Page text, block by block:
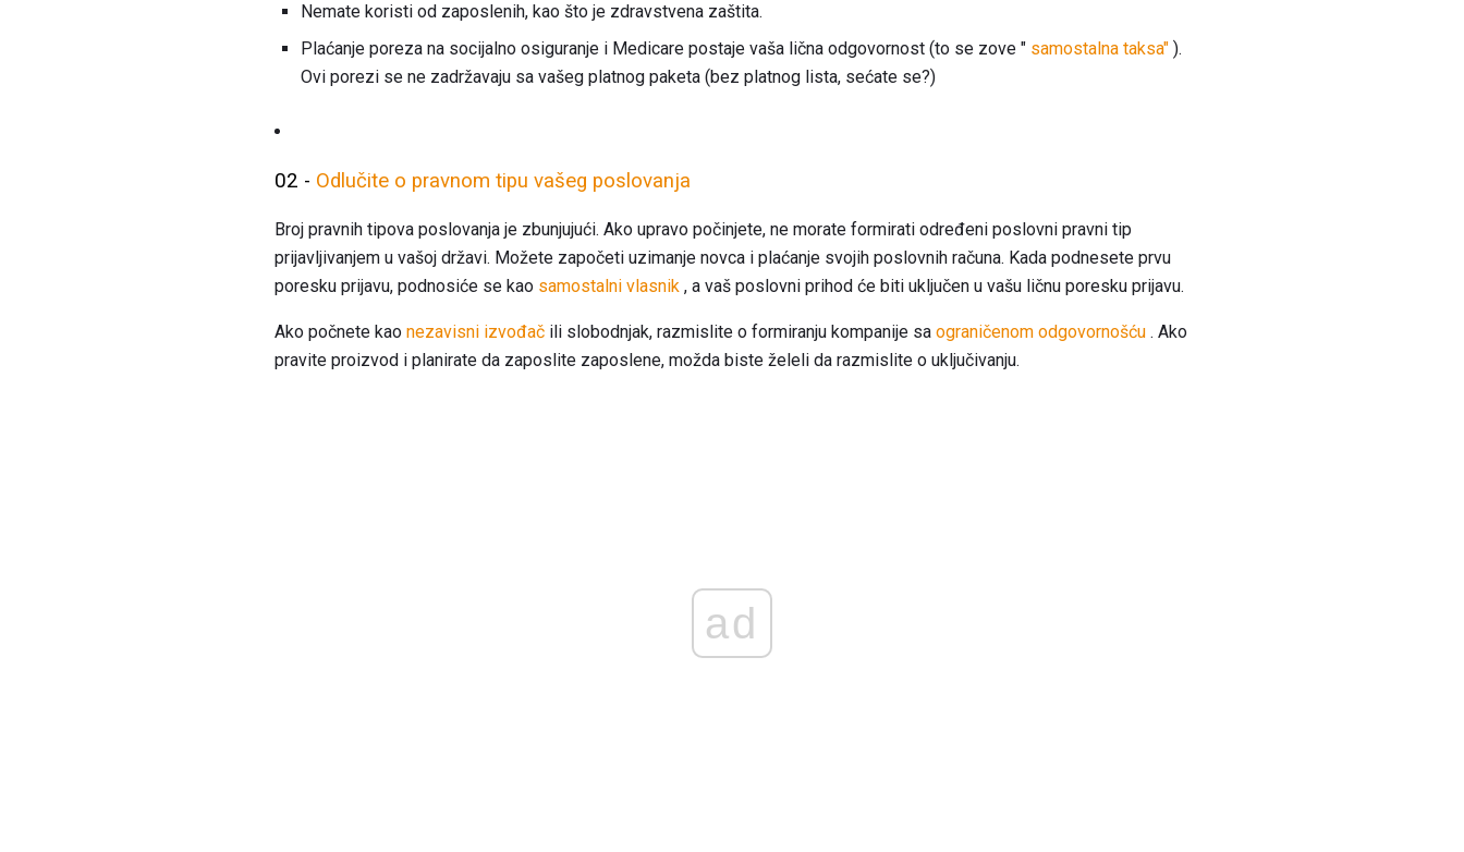
Nemate koristi od zaposlenih, kao što je zdravstvena zaštita.
Plaćanje poreza na socijalno osiguranje i Medicare postaje vaša lična odgovornost (to se zove " samostalna taksa" ).
Ovi porezi se ne zadržavaju sa vašeg platnog paketa (bez platnog lista, sećate se?)
02 - Odlučite o pravnom tipu vašeg poslovanja
Broj pravnih tipova poslovanja je zbunjujući. Ako upravo počinjete, ne morate formirati određeni poslovni pravni tip
prijavljivanjem u vašoj državi. Možete započeti uzimanje novca i plaćanje svojih poslovnih računa. Kada podnesete prvu
poresku prijavu, podnosiće se kao samostalni vlasnik , a vaš poslovni prihod će biti uključen u vašu ličnu poresku prijavu.
Ako počnete kao nezavisni izvođač ili slobodnjak, razmislite o formiranju kompanije sa ograničenom odgovornošću . Ako
pravite proizvod i planirate da zaposlite zaposlene, možda biste želeli da razmislite o uključivanju.
ad